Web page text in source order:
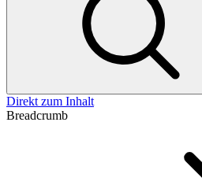
Direkt zum Inhalt
Breadcrumb